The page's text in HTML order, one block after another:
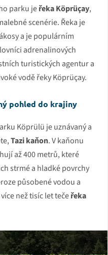
parku jeřeka Köprüçay,
scenérie. Řeka je
a je populárním
adrenalinových
turistických agentur a
vodě řeky Köprüçay.
pohled do krajiny
Köprülü je uznávaný a
Tazi kaňon. V kaňonu
až 400 metrů, které
strmé a hladké povrchy
působené vodou a
než tisíc let tečeřeka